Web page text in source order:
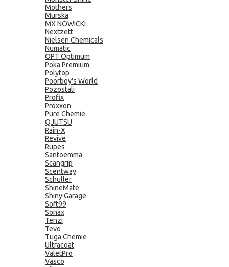
Mothers
Murska
MX NOWICKI
Nextzett
Nielsen Chemicals
Numatic
OPT Optimum
Poka Premium
Polytop
Poorboy's World
Pozostali
Profix
Proxxon
Pure Chemie
QJUTSU
Rain-X
Revive
Rupes
Santoemma
Scangrip
Scentway
Schuller
ShineMate
Shiny Garage
Soft99
Sonax
Tenzi
Tevo
Tuga Chemie
Ultracoat
ValetPro
Vasco